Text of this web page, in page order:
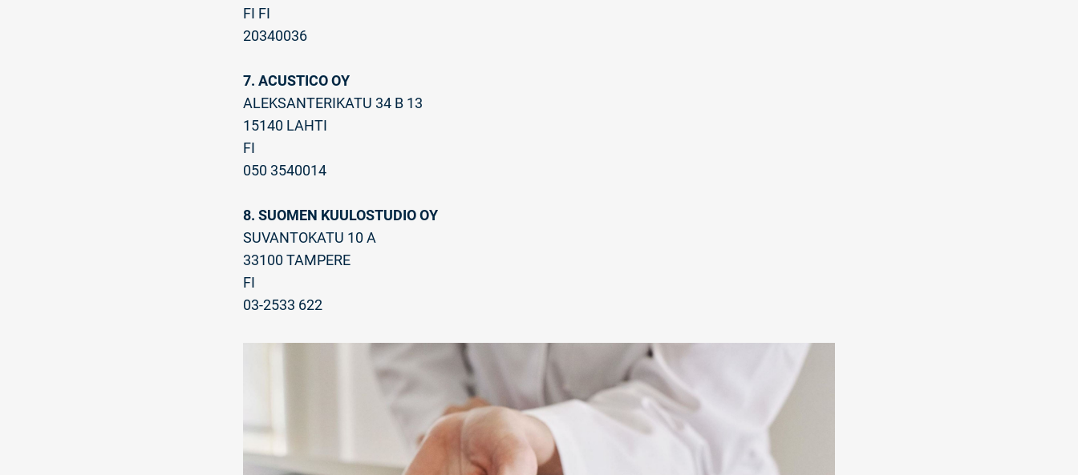
FI FI
20340036
7. ACUSTICO OY
ALEKSANTERIKATU 34 B 13
15140 LAHTI
FI
050 3540014
8. SUOMEN KUULOSTUDIO OY
SUVANTOKATU 10 A
33100 TAMPERE
FI
03-2533 622